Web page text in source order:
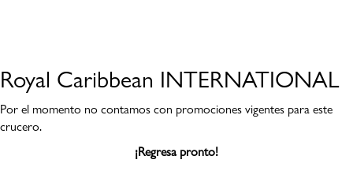
Royal Caribbean INTERNATIONAL
Por el momento no contamos con promociones vigentes para este
crucero.
¡Regresa pronto!